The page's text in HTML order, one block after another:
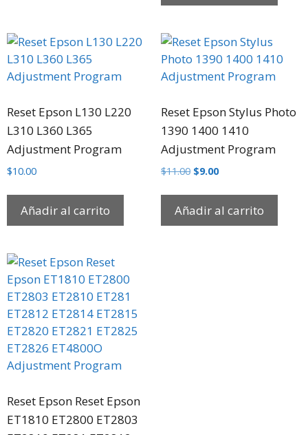
Reset Epson L130 L220
L310 L360 L365
Adjustment Program
$10.00
Añadir al carrito
Reset Epson Stylus Photo
1390 1400 1410
Adjustment Program
$11.00 $9.00
Añadir al carrito
Reset Epson Reset Epson
ET1810 ET2800 ET2803